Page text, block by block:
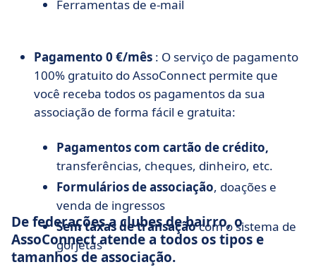
Ferramentas de e-mail
Pagamento 0 €/mês : O serviço de pagamento
100% gratuito do AssoConnect permite que
você receba todos os pagamentos da sua
associação de forma fácil e gratuita:
Pagamentos com cartão de crédito,
transferências, cheques, dinheiro, etc.
Formulários de associação, doações e
venda de ingressos
Sem taxas de transaçãocom o sistema de
gorjetas
De federações a clubes de bairro, o
AssoConnect atende a todos os tipos e
tamanhos de associação.